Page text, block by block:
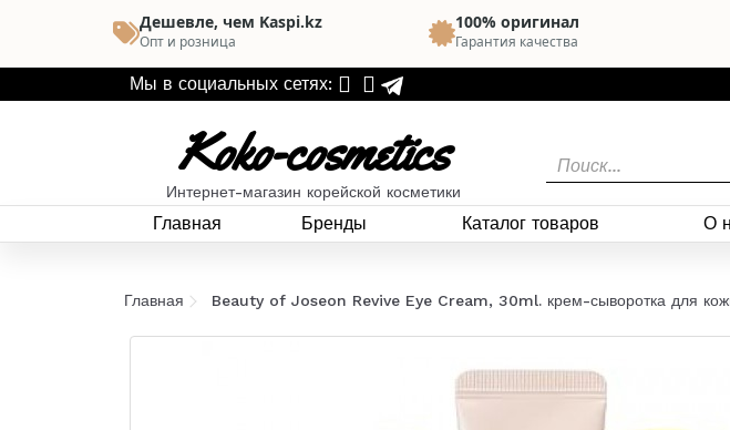
Дешевле, чем Kaspi.kz
Опт и розница
100% оригинал
Гарантия качества
Мы в социальных сетях:
Koko-cosmetics
Интернет-магазин корейской косметики
Главная Бренды Каталог товаров О
Главная Beauty of Joseon Revive Eye Cream, 30ml. крем-сыворотка для